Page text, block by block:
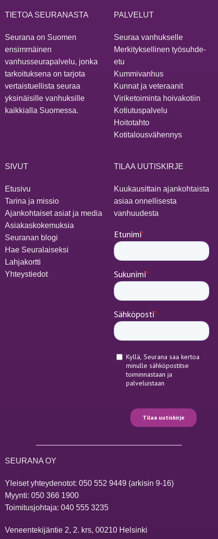
TIETOA SEURANASTA
Seurana on Suomen
ensimmäinen
vanhusseurapalvelu, jonka
tarkoituksena on tarjota
vertaistuellista seuraa
yksinäisille vanhuksille
kaikkialla Suomessa.
PALVELUT
Seuraa vanhukselle
Merkityksellinen työsuhde-
etu
Kummivanhus
Kunnat ja veteraanit
Viriketoiminta hoivakotiin
Kotiutuspalvelu
Hoitotahto
Kotitalousvähennys
SIVUT
Etusivu
Tarina ja missio
Ajankohtaiset asiat ja media
Asiakaskokemuksia
Seuranan blogi
Hae Seuralaiseksi
Lahjakortti
Yhteystiedot
TILAA UUTISKIRJE
Kuukausittain ajankohtaista
asiaa onnellisesta
vanhuudesta
SEURANA OY
Yleiset yhteydenotot: 050 552 9449(arkisin 9-16)
Myynti: 050 366 1900
Toimitusjohtaja: 040 555 3235
Veneentekijäntie 2, 2. krs, 00210 Helsinki